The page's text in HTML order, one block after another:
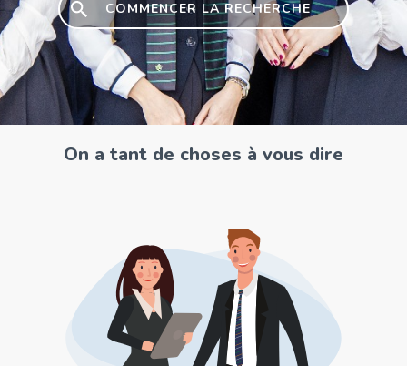
COMMENCER LA RECHERCHE
On a tant de choses à vous dire